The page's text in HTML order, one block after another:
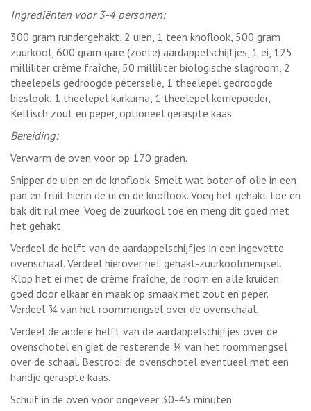
Ingrediënten voor 3-4 personen:
300 gram rundergehakt, 2 uien, 1 teen knoflook, 500 gram
zuurkool, 600 gram gare (zoete) aardappelschijfjes, 1 ei, 125
milliliter crème fraîche, 50 milliliter biologische slagroom, 2
theelepels gedroogde peterselie, 1 theelepel gedroogde
bieslook, 1 theelepel kurkuma, 1 theelepel kerriepoeder,
Keltisch zout en peper, optioneel geraspte kaas
Bereiding:
Verwarm de oven voor op 170 graden.
Snipper de uien en de knoflook. Smelt wat boter of olie in een
pan en fruit hierin de ui en de knoflook. Voeg het gehakt toe en
bak dit rul mee. Voeg de zuurkool toe en meng dit goed met
het gehakt.
Verdeel de helft van de aardappelschijfjes in een ingevette
ovenschaal. Verdeel hierover het gehakt-zuurkoolmengsel.
Klop het ei met de crème fraîche, de room en alle kruiden
goed door elkaar en maak op smaak met zout en peper.
Verdeel ¾ van het roommengsel over de ovenschaal.
Verdeel de andere helft van de aardappelschijfjes over de
ovenschotel en giet de resterende ¼ van het roommengsel
over de schaal. Bestrooi de ovenschotel eventueel met een
handje geraspte kaas.
Schuif in de oven voor ongeveer 30-45 minuten.